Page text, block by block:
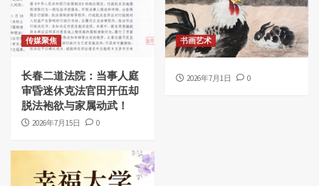
传媒聚焦
长春二道法院：当事人庭
审昏迷休克法官田开伍却
脱法袍欲与家属动武！
2026年7月15日 0
书画艺术
2026年7月1日 0